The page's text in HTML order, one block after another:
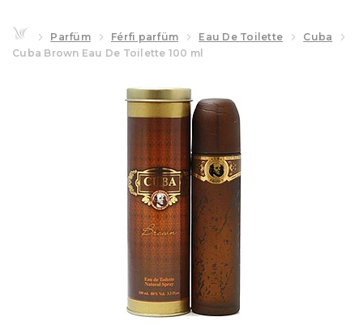
Parfüm Férfi parfüm Eau De Toilette
Cuba
Cuba Brown Eau De Toilette 100 ml